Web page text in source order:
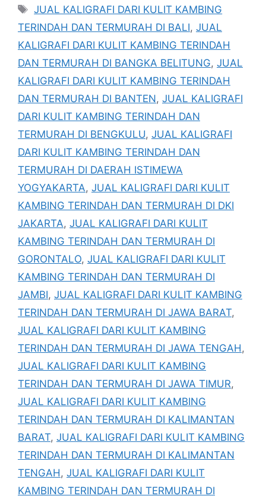
Tag
JUAL KALIGRAFI DARI KULIT KAMBING
TERINDAH DAN TERMURAH DI BALI, JUAL
KALIGRAFI DARI KULIT KAMBING TERINDAH
DAN TERMURAH DI BANGKA BELITUNG, JUAL
KALIGRAFI DARI KULIT KAMBING TERINDAH
DAN TERMURAH DI BANTEN, JUAL KALIGRAFI
DARI KULIT KAMBING TERINDAH DAN
TERMURAH DI BENGKULU, JUAL KALIGRAFI
DARI KULIT KAMBING TERINDAH DAN
TERMURAH DI DAERAH ISTIMEWA
YOGYAKARTA, JUAL KALIGRAFI DARI KULIT
KAMBING TERINDAH DAN TERMURAH DI DKI
JAKARTA, JUAL KALIGRAFI DARI KULIT
KAMBING TERINDAH DAN TERMURAH DI
GORONTALO, JUAL KALIGRAFI DARI KULIT
KAMBING TERINDAH DAN TERMURAH DI
JAMBI, JUAL KALIGRAFI DARI KULIT KAMBING
TERINDAH DAN TERMURAH DI JAWA BARAT,
JUAL KALIGRAFI DARI KULIT KAMBING
TERINDAH DAN TERMURAH DI JAWA TENGAH ,
JUAL KALIGRAFI DARI KULIT KAMBING
TERINDAH DAN TERMURAH DI JAWA TIMUR,
JUAL KALIGRAFI DARI KULIT KAMBING
TERINDAH DAN TERMURAH DI KALIMANTAN
BARAT, JUAL KALIGRAFI DARI KULIT KAMBING
TERINDAH DAN TERMURAH DI KALIMANTAN
TENGAH , JUAL KALIGRAFI DARI KULIT
KAMBING TERINDAH DAN TERMURAH DI